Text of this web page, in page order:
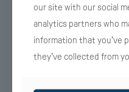
εκατομμύρια
επαγγελματική
τεχνική,
εκπαίδευση και
our site with our social
analytics partners who
information that you’ve
they’ve collected from